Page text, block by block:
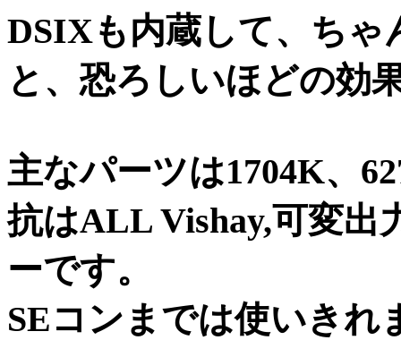
DSIXも内蔵して、ちゃ
と、恐ろしいほどの効
主なパーツは1704K、
抗はALL Vishay,可変出
ーです。
SEコンまでは使いき